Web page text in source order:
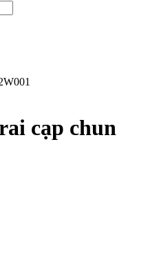
cạp chun